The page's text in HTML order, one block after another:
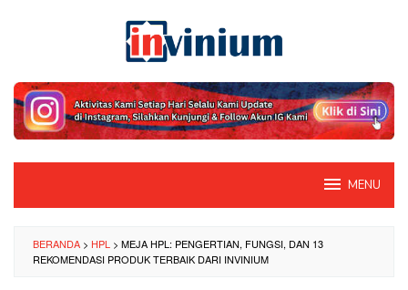
MENU
BERANDA > HPL > MEJA HPL: PENGERTIAN, FUNGSI, DAN 13
REKOMENDASI PRODUK TERBAIK DARI INVINIUM